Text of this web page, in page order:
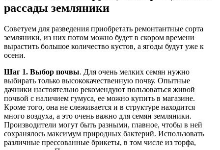
рассады земляники
Советуем для разведения приобретать ремонтантные сорта
земляники, из них потом можно будет в скором времени
вырастить большое количество кустов, а ягоды будут уже к
осени.
Шаг 1. Выбор почвы. Для очень мелких семян нужно
выбирать только высококачественную почву. Опытные
дачники настоятельно рекомендуют пользоваться живой
почвой с наличием гумуса, ее можно купить в магазине.
Кроме того, она не слеживается и в структуре находится
много воздуха, а это очень важно для семян земляники.
Производители могут быть разными, главное, чтобы в ней
сохранялось максимум природных бактерий. Использовать
различные прессованные брикеты, в том числе из торфа,